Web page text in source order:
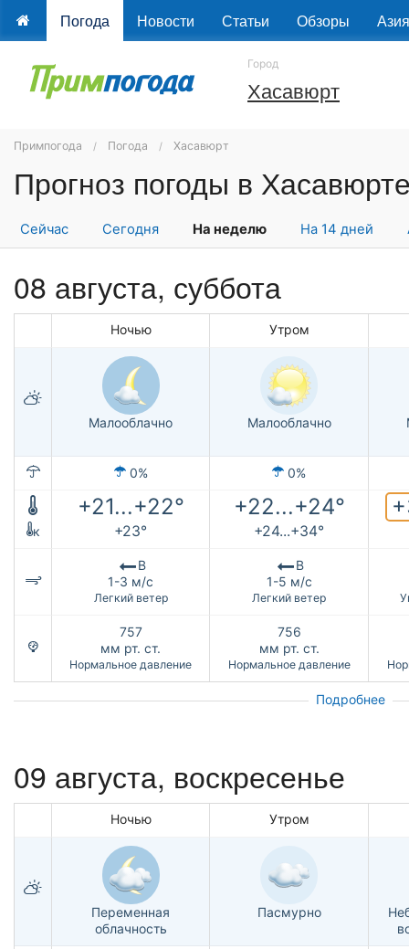
Погода Новости Статьи Обзоры Азия
Город
Хасавюрт
Примпогода Погода Хасавюрт
Сейчас Сегодня На неделю На 14 дней
08 августа, суббота
Ночью Утром
Малооблачно Малооблачно
0% 0%
+21...+22° +22...+24°
к +23° +24...+34°
В
1-3 м/с
Легкий ветер
В
1-5 м/с
Легкий ветер
757
мм рт. ст.
Нормальное давление
756
мм рт. ст.
Нормальное давление
Подробнее
09 августа, воскресенье
Ночью Утром
Переменная
облачность
Пасмурно